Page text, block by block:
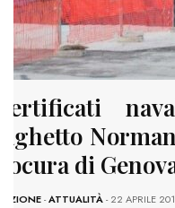
di
-ATTUALITÀ- 22 APRILE